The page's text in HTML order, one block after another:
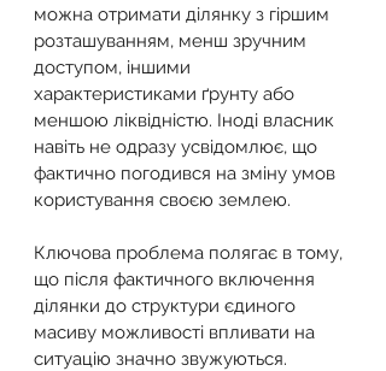
можна отримати ділянку з гіршим
розташуванням, менш зручним
доступом, іншими
характеристиками ґрунту або
меншою ліквідністю. Іноді власник
навіть не одразу усвідомлює, що
фактично погодився на зміну умов
користування своєю землею.
Ключова проблема полягає в тому,
що після фактичного включення
ділянки до структури єдиного
масиву можливості впливати на
ситуацію значно звужуються.